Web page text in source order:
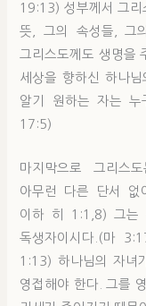
19:13) 성부께서 그리
뜻, 그의 속성들, 그
그리스도께도 생명을
세상을 향하신 하나
알기 원하는 자는 누
17:5)
마지막으로 그리스
아무런 다른 단서 없
이하 히 1:1,8) 그는
독생자이시다.(마
1:13) 하나님의 자녀
영접해야 한다. 그를